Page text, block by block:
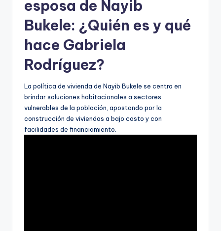
esposa de Nayib
Bukele: ¿Quién es y qué
hace Gabriela
Rodríguez?
La política de vivienda de Nayib Bukele se centra en
brindar soluciones habitacionales a sectores
vulnerables de la población, apostando por la
construcción de viviendas a bajo costo y con
facilidades de financiamiento.